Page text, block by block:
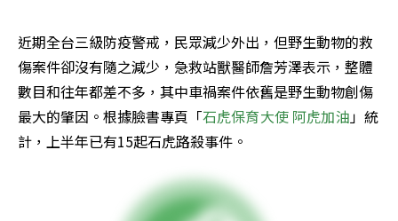
近期全台三級防疫警戒，民眾減少外出，但野生動物的救
傷案件卻沒有隨之減少，急救站獸醫師詹芳澤表示，整體
數目和往年都差不多，其中車禍案件依舊是野生動物創傷
最大的肇因。根據臉書專頁「石虎保育大使 阿虎加油 」統
計，上半年已有15起石虎路殺事件。